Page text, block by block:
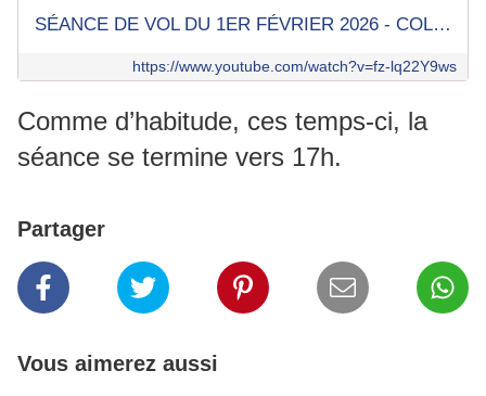
SÉANCE DE VOL DU 1ER FÉVRIER 2026 - COLLE DE GRUNE
https://www.youtube.com/watch?v=fz-lq22Y9ws
Comme d’habitude, ces temps-ci, la
séance se termine vers 17h.
Partager
Vous aimerez aussi